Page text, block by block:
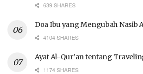
639 SHARES
Doa Ibu yang Mengubah Nasib
4104 SHARES
Ayat Al-Qur’an tentang
1174 SHARES